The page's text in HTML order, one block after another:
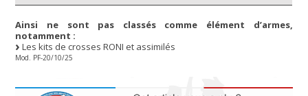
Ainsi ne sont pas classés comme élément d’armes,
notamment :
Les kits de crosses RONI et assimilés
Mod. PF-20/10/25